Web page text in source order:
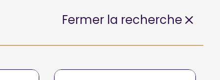
Fermer la recherche